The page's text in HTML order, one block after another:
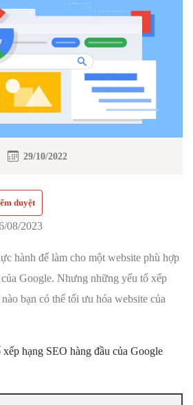
29/10/2022
duyệt
08/2023
hành để làm cho một website phù hợp
Google. Nhưng những yếu tố xếp
bạn có thể tối ưu hóa website của
xếp hạng SEO hàng đầu của Google